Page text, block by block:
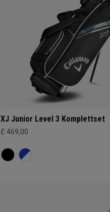
XJ Junior Level 3 Komplettset
£ 469,00